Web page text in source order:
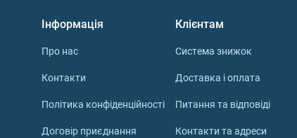
Інформація
Про нас
Контакти
Політика конфіденційності
Договір приєднання
Клієнтам
Система знижок
Доставка і оплата
Питання та відповіді
Контакти та адреси